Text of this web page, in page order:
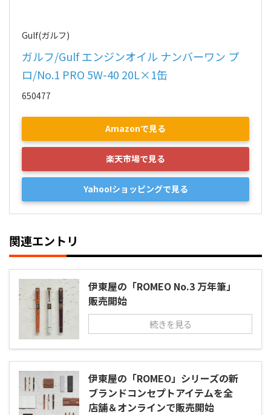
Gulf(ガルフ)
ガルフ/Gulf エンジンオイル ナンバーワン プ
ロ/No.1 PRO 5W-40 20L×1缶
650477
Amazonで見る
楽天市場で見る
Yahoo!ショッピングで見る
関連エントリ
伊東屋の「ROMEO No.3 万年筆」
販売開始
続きを見る
伊東屋の「ROMEO」シリーズの新
ブランドコンセプトアイテムを全
店舗＆オンラインで販売開始